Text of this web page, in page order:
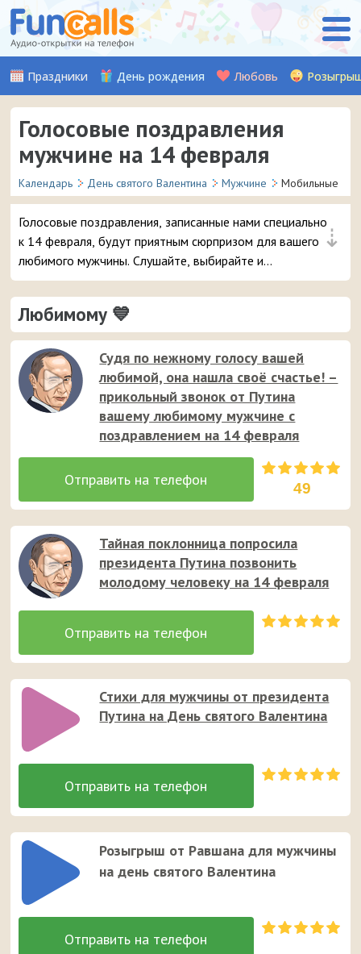
Праздники День рождения Любовь
Голосовые поздравления
мужчине на 14 февраля
Календарь День святого Валентина Мужчине Мобильные
⇣
Голосовые поздравления, записанные нами специально
к 14 февраля, будут приятным сюрпризом для вашего
любимого мужчины. Слушайте, выбирайте и
отправляйте понравившуюся аудио-открытку на
смартфон.
Любимому 💙
Судя по нежному голосу вашей
любимой, она нашла своё счастье! –
прикольный звонок от Путина
вашему любимому мужчине с
поздравлением на 14 февраля
49
Тайная поклонница попросила
президента Путина позвонить
молодому человеку на 14 февраля
Стихи для мужчины от президента
Путина на День святого Валентина
Розыгрыш от Равшана для мужчины
на день святого Валентина